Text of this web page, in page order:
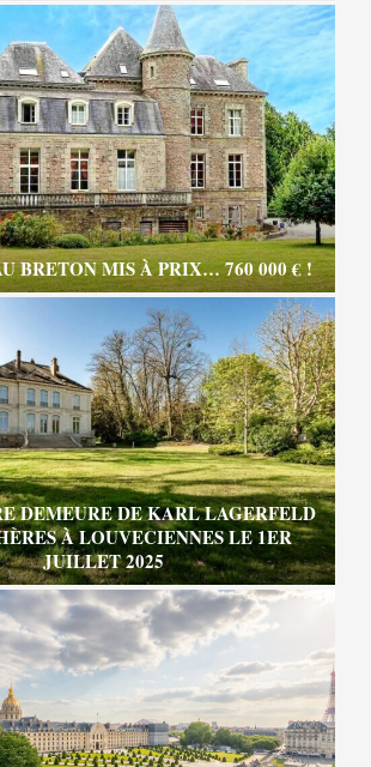
BRETON MIS À PRIX… 760 000 € !
DEMEURE DE KARL LAGERFELD
À LOUVECIENNES LE 1ER
JUILLET 2025